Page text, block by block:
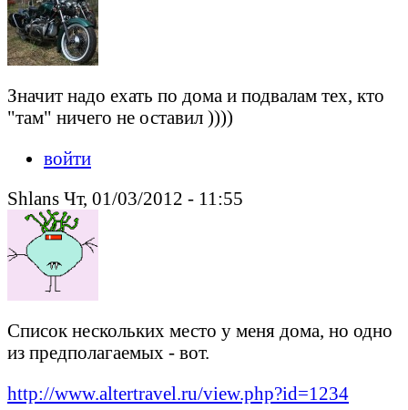
Значит надо ехать по дома и подвалам тех, кто
"там" ничего не оставил ))))
войти
Shlans Чт, 01/03/2012 - 11:55
Список нескольких место у меня дома, но одно
из предполагаемых - вот.
http://www.altertravel.ru/view.php?id=1234